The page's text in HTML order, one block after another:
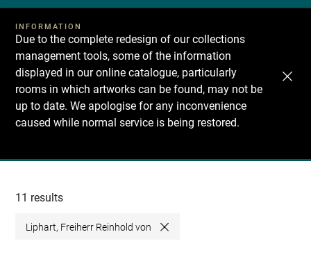
INFORMATION
Due to the complete redesign of our collections
management tools, some of the information
displayed in our online catalogue, particularly
rooms in which artworks can be found, may not be
up to date. We apologise for any inconvenience
caused while normal service is being restored.
Recherche
collections
11 results
Liphart, Freiherr Reinhold von Close